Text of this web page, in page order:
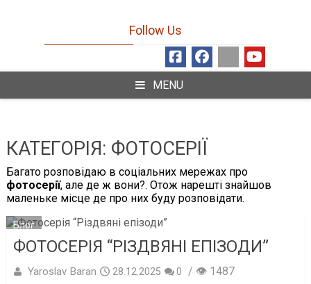
Follow Us
MENU
КАТЕГОРІЯ: ФОТОСЕРІЇ
Багато розповідаю в соціальних мережах про
фотосерії, але де ж вони?. Отож нарешті знайшов
маленьке місце де про них буду розповідати.
Блог
ФОТОСЕРІЯ “РІЗДВЯНІ ЕПІЗОДИ”
Yaroslav Baran 28.12.2025 0 / 👁 1487